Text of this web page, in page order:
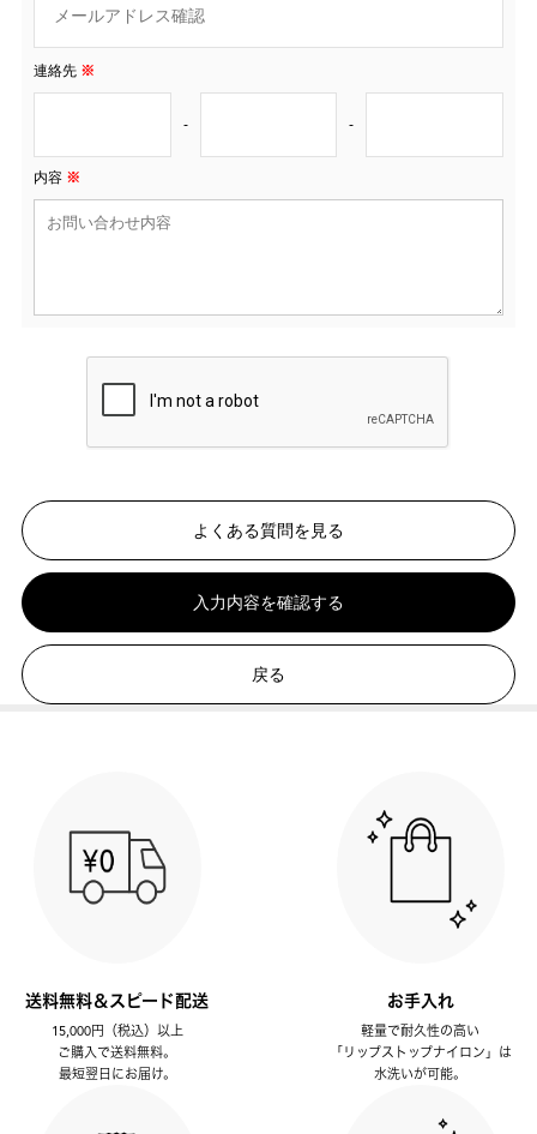
連絡先 ※
- -
内容 ※
よくある質問を見る
入力内容を確認する
戻る
送料無料＆スピード配送
15,000円（税込）以上
ご購入で送料無料。
最短翌日にお届け。
お手入れ
軽量で耐久性の高い
「リップストップナイロン」は
水洗いが可能。